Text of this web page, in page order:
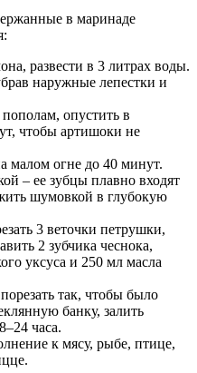
в маринаде
развести в 3 литрах воды.
наружные лепестки и
опустить в
чтобы артишоки не
малом огне до 40 минут.
– ее зубцы плавно входят
шумовкой в глубокую
3 веточки петрушки,
2 зубчика чеснока,
уксуса и 250 мл масла
так, чтобы было
банку, залить
часа.
к мясу, рыбе, птице,